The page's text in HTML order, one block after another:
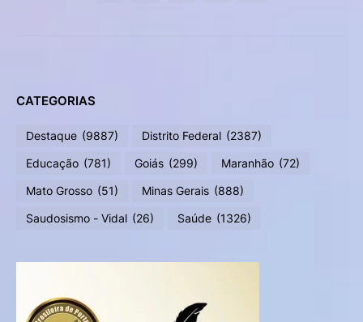
CATEGORIAS
Destaque (9887) Distrito Federal (2387)
Educação (781) Goiás (299) Maranhão (72)
Mato Grosso (51) Minas Gerais (888)
Saudosismo - Vidal (26) Saúde (1326)